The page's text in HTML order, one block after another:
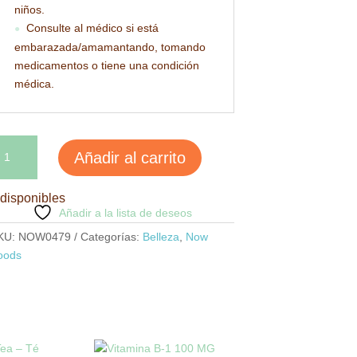
niños.
●
Consulte al médico si está
embarazada/amamantando, tomando
medicamentos o tiene una condición
médica.
Añadir al carrito
Añadir a la lista de deseos
NOW0479 Categorías: Belleza
Now